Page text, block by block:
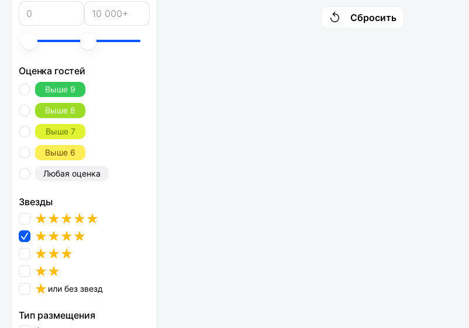
Оценка гостей
Выше 9
Выше 8
Выше 7
Выше 6
Любая оценка
Звезды
или без звезд
Тип размещения
Сбросить